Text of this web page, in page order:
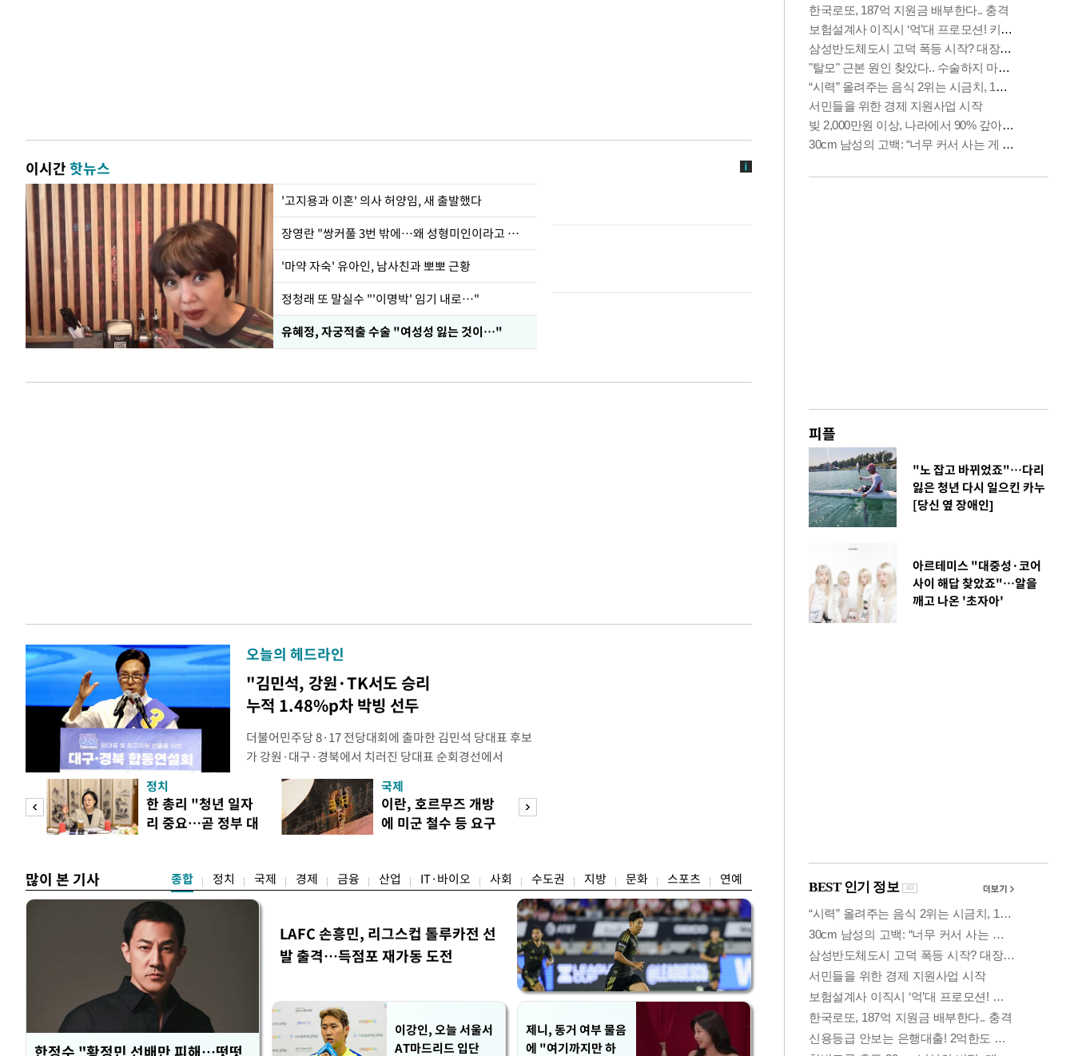
이시간핫뉴스
'고지용과 이혼' 의사 허양임, 새 출발했다
장영란 "쌍커풀 3번 밖에…왜 성형미인이라고 하냐"
'마약 자숙' 유아인, 남사친과 뽀뽀 근황
정청래 또 말실수 "'이명박' 임기 내로…"
유혜정, 자궁적출 수술 "여성성 잃는 것이…"
오늘의 헤드라인
"김민석, 강원·TK서도 승리
누적 1.48%p차 박빙 선두
더불어민주당 8·17 전당대회에 출마한 김민석 당대표 후보
가 강원·대구·경북에서 치러진 당대표 순회경선에서
48.54%(1만8977표)를 얻어 상대 경쟁주자인 정청래 후보
를 1622표(4.14%p) 차로 제치고 1위를 차지했다. 전날 제주
·인천 권리당원 투표에서도 김 후보가 앞섰다. 이에 따라 누
적 합산(가중치 미반영)에서도 김 후보(46.01%)가
피
정치
한 총리 "청년 일자
리 중요…곧 정부 대
국제
이란, 호르무즈 개방
에 미군 철수 등 요구
많이 본 기사 종합 정치 국제 경제 금융 산업 IT·바이오 사회 수도권 지방 문화 스포츠 연예
한정수 "황정민 선배만 피해…떳떳
LAFC 손흥민, 리그스컵 톨루카전 선
발 출격…득점포 재가동 도전
이강인, 오늘 서울서
AT마드리드 입단
제니, 동거 여부 물음
에 "여기까지만 하
피플
"노 잡고 바뀌었죠"…다리
잃은 청년 다시 일으킨 카누
[당신 옆 장애인]
아르테미스 "대중성·코어
사이 해답 찾았죠"…알을
깨고 나온 '초자아'